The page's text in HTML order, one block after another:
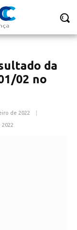
da
02 no
de 2022